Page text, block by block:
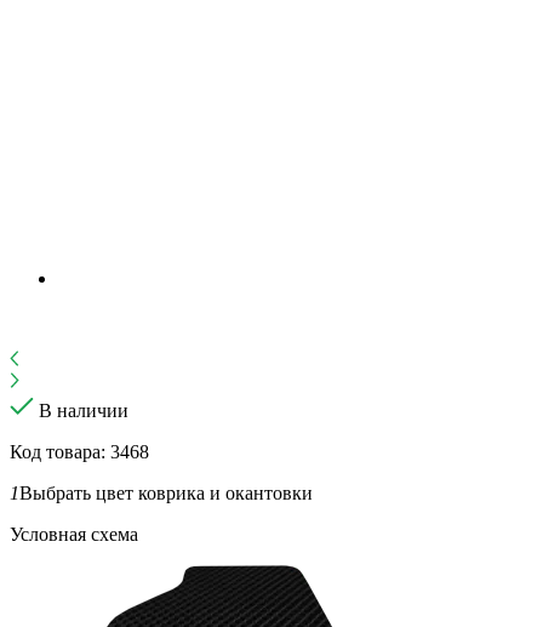
В наличии
Код товара: 3468
1Выбрать цвет коврика и окантовки
Условная схема